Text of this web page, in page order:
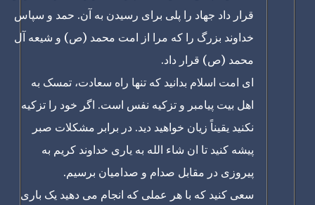
قرار داد جهاد را پلی برای رسیدن به آن. حمد و سپاس
خداوند بزرگ را که مرا از امت محمد (ص) و شیعه آل
محمد (ص) قرار داد.
ای امت اسلام بدانید که تنها راه سعادت، تمسک به
اهل بیت پیامبر و تزکیه نفس است. اگر خود را تزکیه
نکنید یقیناً زیان خواهید دید. در برابر مشکلات صبر
پیشه کنید تا ان شاء الله به یاری خداوند کریم به
پیروزی در مقابل صدام و صدامیان برسیم.
سعی کنید که با هر عملی که انجام می دهید یک باری